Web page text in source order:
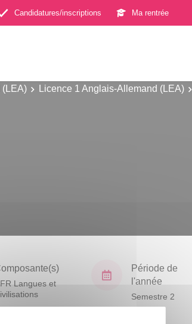
Candidatures/inscriptions Ma rentrée
(LEA) Licence 1 Anglais-Allemand (LEA)
Langues et
Période de
l'année
Semestre 2